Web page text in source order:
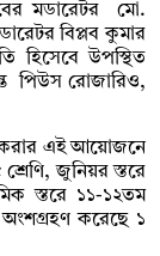
মডারেটর মো.
বিপ্লব কুমার
হিসেবে উপস্থিত
পিউস রোজারিও,
করার এই আয়োজনে
শ্রেণি, জুনিয়র স্তরে
স্তরে ১১-১২তম
অংশগ্রহণ করেছে ১